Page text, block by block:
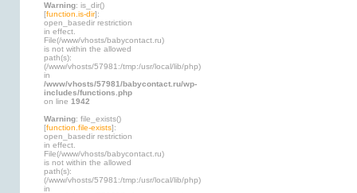
Warning: is_dir()
[function.is-dir]:
open_basedir restriction
in effect.
File(/www/vhosts/babycontact.ru)
is not within the allowed
path(s):
(/www/vhosts/57981:/tmp:/usr/local/lib/php)
in
/www/vhosts/57981/babycontact.ru/wp-
includes/functions.php
on line 1942
Warning: file_exists()
[function.file-exists]:
open_basedir restriction
in effect.
File(/www/vhosts/babycontact.ru)
is not within the allowed
path(s):
(/www/vhosts/57981:/tmp:/usr/local/lib/php)
in